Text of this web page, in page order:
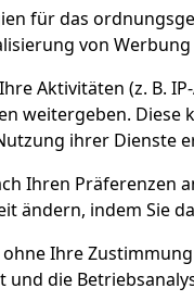
für das
von
Aktivitäten (z. B.
weitergeben.
ihrer Dienste
Ihren Präferenzen
ändern, indem Sie
Ihre
die
Fossil ES5247
Kombination
und Uhr in einem –
Accessoire für
und Stilvolles
In Roségold mit einem
und
fällt diese Uhr
VAT 105 €
Bestellen